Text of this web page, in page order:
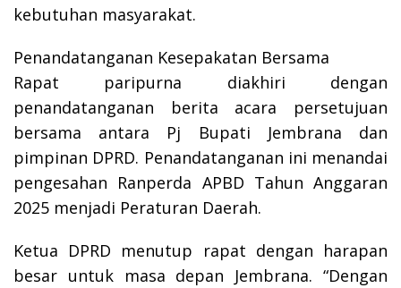
kebutuhan masyarakat.
Penandatanganan Kesepakatan Bersama
Rapat paripurna diakhiri dengan
penandatanganan berita acara persetujuan
bersama antara Pj Bupati Jembrana dan
pimpinan DPRD. Penandatanganan ini menandai
pengesahan Ranperda APBD Tahun Anggaran
2025 menjadi Peraturan Daerah.
Ketua DPRD menutup rapat dengan harapan
besar untuk masa depan Jembrana. “Dengan